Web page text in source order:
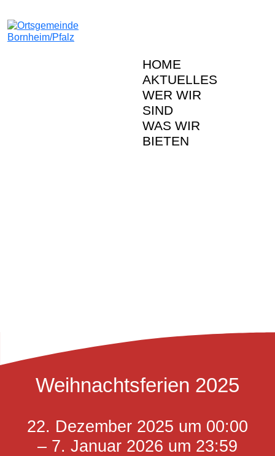
HOME
AKTUELLES
WER WIR
SIND
WAS WIR
BIETEN
Weihnachtsferien 2025
22. Dezember 2025 um 00:00
– 7. Januar 2026 um 23:59